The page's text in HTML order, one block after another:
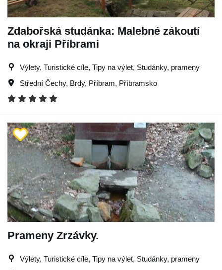
Zdabořská studánka: Malebné zákoutí
na okraji Příbrami
Výlety, Turistické cíle, Tipy na výlet, Studánky, prameny
Střední Čechy, Brdy, Příbram, Příbramsko
Prameny Zrzávky.
Výlety, Turistické cíle, Tipy na výlet, Studánky, prameny